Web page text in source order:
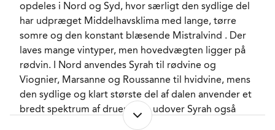
stored, can provide a lot of pleasure even today!"
Jeff Leve i The Wine Cellar Insider - September 2017
"This estate has produced some of the greatest
Châteauneuf du Papes I have ever tasted, including
their 1949 (one of the top-25 wines of my lifetime),
1955 and 1961"
Robert Parker Jr. - Oktober 2011
opdeles i Nord og Syd, hvor særligt den sydlige del
har udpræget Middelhavsklima med lange, tørre
somre og den konstant blæsende Mistralvind . Der
laves mange vintyper, men hovedvægten ligger på
rødvin. I Nord anvendes Syrah til rødvine og
Viognier, Marsanne og Roussanne til hvidvine, mens
den sydlige og klart største del af dalen anvender et
bredt spektrum af druer, som udover Syrah også
tæller druer som feks Grencahe, Mouvedre, Cinsault.